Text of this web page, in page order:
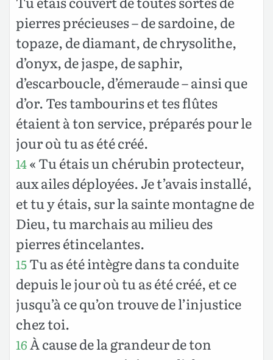
pierres précieuses – de sardoine, de
topaze, de diamant, de chrysolithe,
d’onyx, de jaspe, de saphir,
d’escarboucle, d’émeraude – ainsi que
d’or. Tes tambourins et tes flûtes
étaient à ton service, préparés pour le
jour où tu as été créé.
14« Tu étais un chérubin protecteur,
aux ailes déployées. Je t’avais installé,
et tu y étais, sur la sainte montagne de
Dieu, tu marchais au milieu des
pierres étincelantes.
15Tu as été intègre dans ta conduite
depuis le jour où tu as été créé, et ce
jusqu’à ce qu’on trouve de l’injustice
chez toi.
16À cause de la grandeur de ton